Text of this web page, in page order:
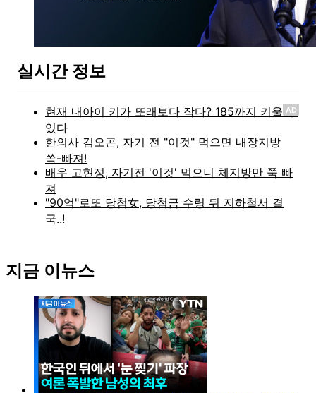
실시간 정보
AD
지금 이뉴스